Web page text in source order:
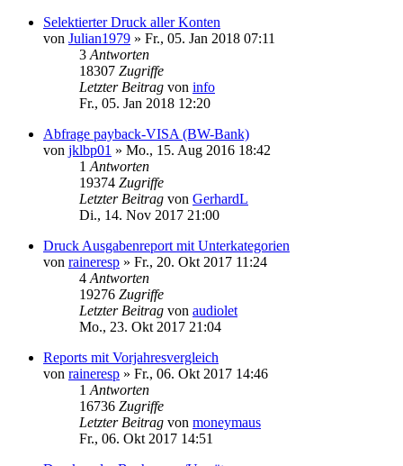
Selektierter Druck aller Konten
von Julian1979 » Fr., 05. Jan 2018 07:11
3 Antworten
18307 Zugriffe
Letzter Beitrag von info
Fr., 05. Jan 2018 12:20
Abfrage payback-VISA (BW-Bank)
von jklbp01 » Mo., 15. Aug 2016 18:42
1 Antworten
19374 Zugriffe
Letzter Beitrag von GerhardL
Di., 14. Nov 2017 21:00
Druck Ausgabenreport mit Unterkategorien
von raineresp » Fr., 20. Okt 2017 11:24
4 Antworten
19276 Zugriffe
Letzter Beitrag von audiolet
Mo., 23. Okt 2017 21:04
Reports mit Vorjahresvergleich
von raineresp » Fr., 06. Okt 2017 14:46
1 Antworten
16736 Zugriffe
Letzter Beitrag von moneymaus
Fr., 06. Okt 2017 14:51